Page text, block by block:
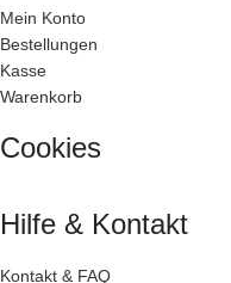
Mein Konto
Bestellungen
Kasse
Warenkorb
Cookies
Hilfe & Kontakt
Kontakt & FAQ